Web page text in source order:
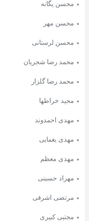
محسن یگانه
محسن مهر
محسن لرستانی
محمد رضا شجریان
محمد رضا گلزار
مجید خراطها
مهدی احمدوند
مهدی یغمایی
مهدی معظم
مهراد حسینی
مرتضی اشرفی
مجتبی کبیری